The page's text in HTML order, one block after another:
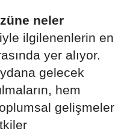
neler
ilgilenenlerin en
yer alıyor.
gelecek
hem
gelişmeler